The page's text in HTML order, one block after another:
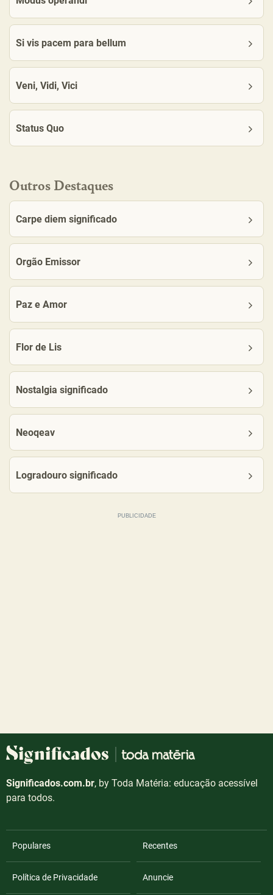
Si vis pacem para bellum
Veni, Vidi, Vici
Status Quo
Outros Destaques
Carpe diem significado
Orgão Emissor
Paz e Amor
Flor de Lis
Nostalgia significado
Neoqeav
Logradouro significado
Significados.com.br, by Toda Matéria: educação acessível
para todos.
Populares Recentes
Política de Privacidade Anuncie